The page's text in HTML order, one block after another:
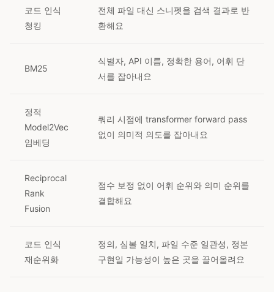
코드 인식
청킹
전체 파일 대신 스니펫을 검색 결과로 반
환해요
BM25
식별자, API 이름, 정확한 용어, 어휘 단
서를 잡아내요
정적
Model2Vec
임베딩
쿼리 시점에 transformer forward pass
없이 의미적 의도를 잡아내요
Reciprocal
Rank
Fusion
점수 보정 없이 어휘 순위와 의미 순위를
결합해요
코드 인식
재순위화
정의, 심볼 일치, 파일 수준 일관성, 정본
구현일 가능성이 높은 곳을 끌어올려요